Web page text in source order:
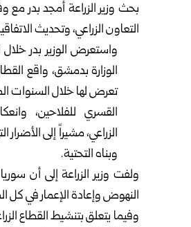
بحث وزير الزراعة أمجد بدر مع
التعاون الزراعي، وتحديث
واستعرض الوزير بدر
الوزارة بدمشق، واقع
تعرض لها خلال السنوات
القسري للفلاحين،
الزراعي، مشيراً إلى
وبناه التحتية.
ولفت وزير الزراعة إلى أن
النهوض وإعادة الإعمار في كل
وفيما يتعلق بتنشيط القطاع